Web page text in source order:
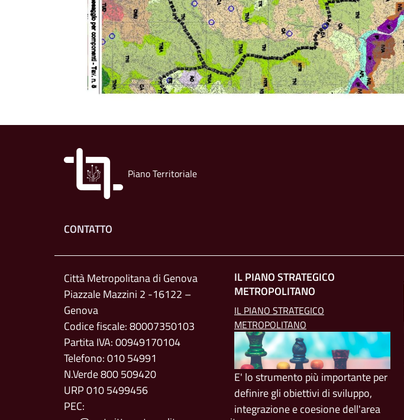
Piano Territoriale
Footer menu
CONTATTO
Città Metropolitana di Genova
Piazzale Mazzini 2 -16122 –
Genova
Codice fiscale: 80007350103
Partita IVA: 00949170104
Telefono: 010 54991
N.Verde 800 509420
URP 010 5499456
PEC:
IL PIANO STRATEGICO
METROPOLITANO
IL PIANO STRATEGICO
METROPOLITANO
E' lo strumento più importante per
definire gli obiettivi di sviluppo,
integrazione e coesione dell'area